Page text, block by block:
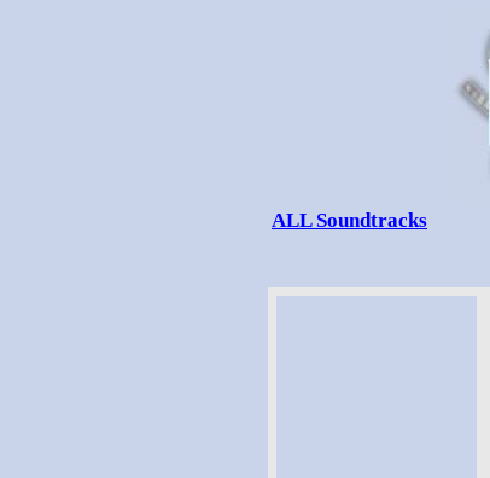
ALL Soundtracks